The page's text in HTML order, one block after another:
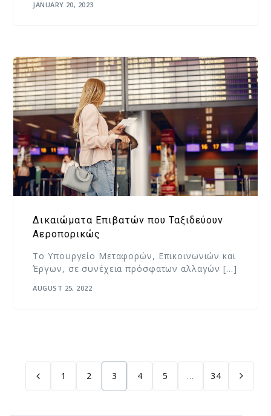
JANUARY 20, 2023
Δικαιώματα Επιβατών που Ταξιδεύουν
Αεροπορικώς
Το Υπουργείο Μεταφορών, Επικοινωνιών και
Έργων, σε συνέχεια πρόσφατων αλλαγών […]
AUGUST 25, 2022
1 2 3 4 5 … 34